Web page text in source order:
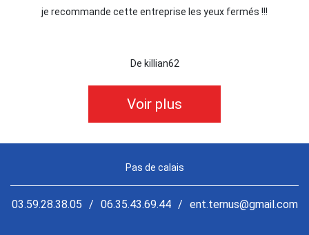
fermés !!! Je recommande !!
De Ornella
Voir plus
Pas de calais
03.59.28.38.05 / 06.35.43.69.44 / ent.ternus@gmail.com